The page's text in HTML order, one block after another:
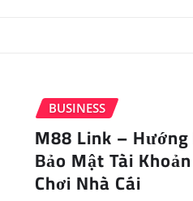
BUSINESS
M88 Link – Hướng
Bảo Mật Tài
Chơi Nhà Cái